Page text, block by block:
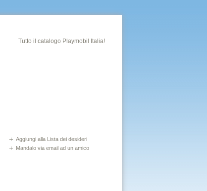
Tutto il catalogo Playmobil Italia!
Aggiungi alla Lista dei desideri
Mandalo via email ad un amico